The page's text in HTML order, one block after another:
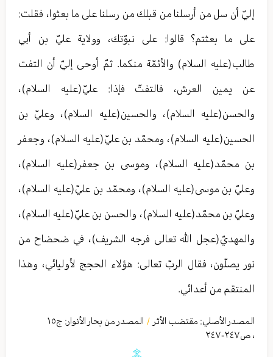
إليّ أن سل من أرسلنا من قبلك من رسلنا على ما بعثوا، فقلت:
على ما بعثتم؟ قالوا: على نبوّتك، وولاية عليّ بن أبي
طالب(عليه السلام) والأئمّة منكما. ثمّ أوحى إليّ أن التفت
عن يمين العرش، فالتفتّ فإذا: عليّ(عليه السلام)،
والحسن(عليه السلام)، والحسين(عليه السلام)، وعليّ بن
الحسين(عليه السلام)، ومحمّد بن عليّ(عليه السلام)، وجعفر
بن محمّد(عليه السلام)، وموسى بن جعفر(عليه السلام)،
وعليّ بن موسى(عليه السلام)، ومحمّد بن عليّ(عليه السلام)،
وعليّ بن محمّد(عليه السلام)، والحسن بن عليّ(عليه السلام)،
والمهديّ(عجل الله تعالى فرجه الشريف)، في ضحضاح من
نور يصلّون، فقال الربّ تعالی: هؤلاء الحجج لأوليائي، وهذا
المنتقم من أعدائي.
المصدر الأصلي: مقتضب الأثر / المصدر من بحار الأنوار: ج١٥
، ص٢٤٧-٢٤٧